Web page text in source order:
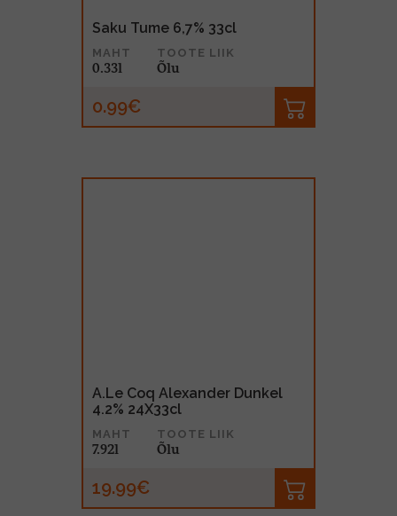
Saku Tume 6,7% 33cl
MAHT
0.33l
TOOTE LIIK
Õlu
0.99€
A.Le Coq Alexander Dunkel
4.2% 24X33cl
MAHT
7.92l
TOOTE LIIK
Õlu
19.99€